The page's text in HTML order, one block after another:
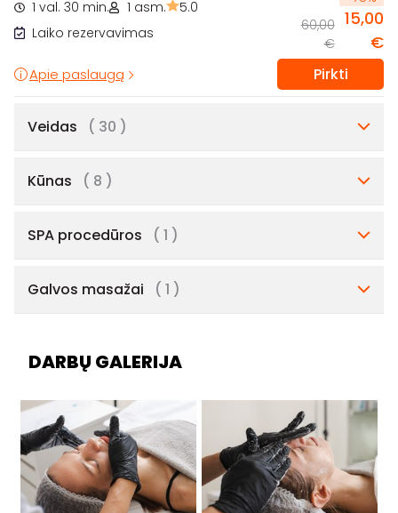
1 val. 30 min.
1 asm.
5.0
Laiko rezervavimas
60,00
€
15,00
€
Apie paslaugą Pirkti
Veidas ( 30 )
Kūnas ( 8 )
SPA procedūros ( 1 )
Galvos masažai ( 1 )
DARBŲ GALERIJA